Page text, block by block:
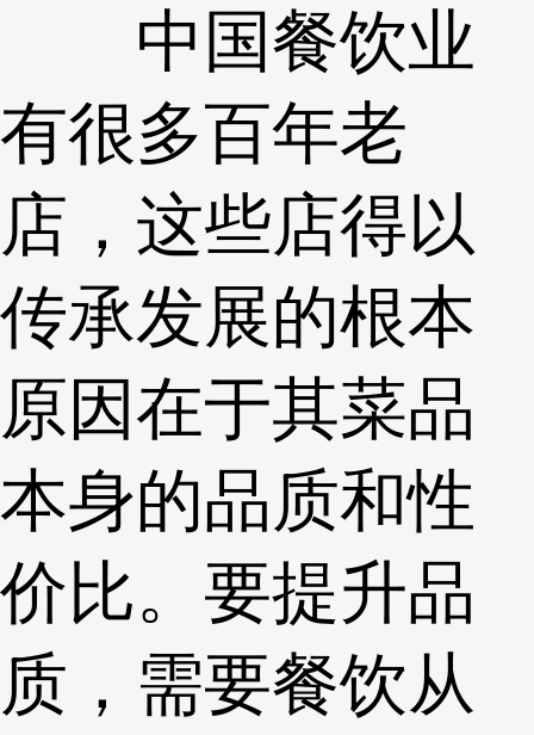
中国餐饮业
有很多百年老
店，这些店得以
传承发展的根本
原因在于其菜品
本身的品质和性
价比。要提升品
质，需要餐饮从